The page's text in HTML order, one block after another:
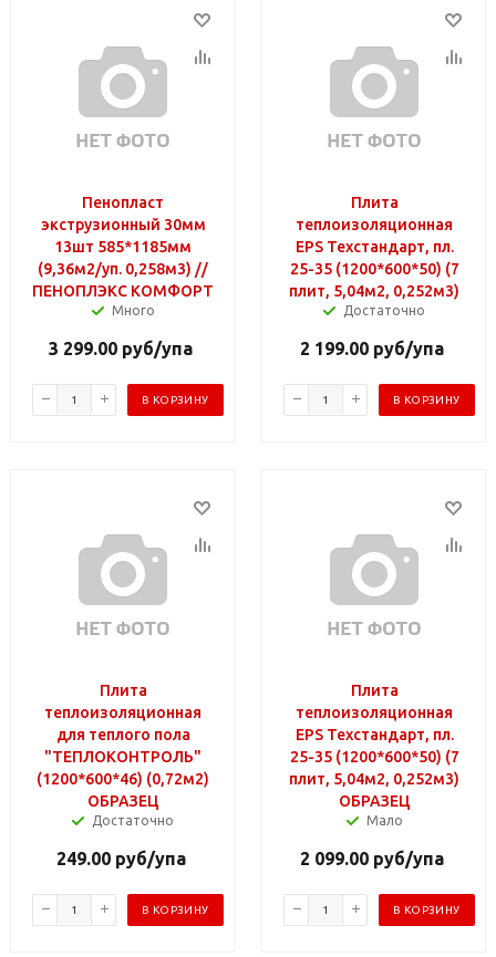
Пенопласт
экструзионный 30мм
13шт 585*1185мм
(9,36м2/уп. 0,258м3) //
ПЕНОПЛЭКС КОМФОРТ
Много
3 299.00 руб/упа
В КОРЗИНУ
Плита
теплоизоляционная
EPS Техстандарт, пл.
25-35 (1200*600*50) (7
плит, 5,04м2, 0,252м3)
Достаточно
2 199.00 руб/упа
В КОРЗИНУ
Плита
теплоизоляционная
для теплого пола
"ТЕПЛОКОНТРОЛЬ"
(1200*600*46) (0,72м2)
ОБРАЗЕЦ
Достаточно
249.00руб/упа
В КОРЗИНУ
Плита
теплоизоляционная
EPS Техстандарт, пл.
25-35 (1200*600*50) (7
плит, 5,04м2, 0,252м3)
ОБРАЗЕЦ
Мало
2 099.00 руб/упа
В КОРЗИНУ